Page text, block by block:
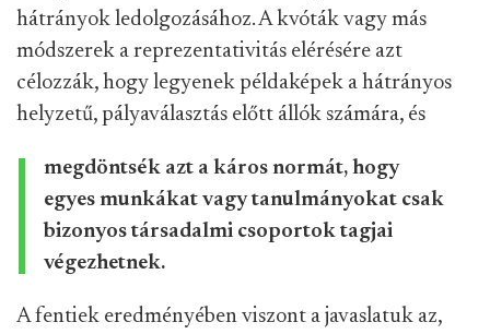
hátrányok ledolgozásához. A kvóták vagy más
módszerek a reprezentativitás elérésére azt
célozzák, hogy legyenek példaképek a hátrányos
helyzetű, pályaválasztás előtt állók számára, és
megdöntsék azt a káros normát, hogy
egyes munkákat vagy tanulmányokat csak
bizonyos társadalmi csoportok tagjai
végezhetnek.
A fentiek eredményében viszont a javaslatuk az,